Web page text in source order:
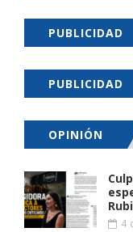
PUBLICIDAD
PUBLICIDAD
OPINIÓN
4